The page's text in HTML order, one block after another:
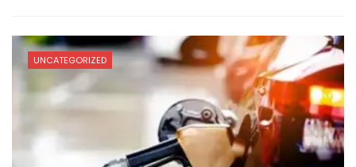
UNCATEGORIZED